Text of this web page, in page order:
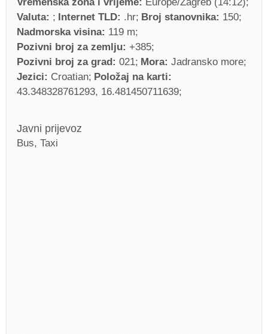
Valuta:
Internet TLD: .hr Broj stanovnika: 150
Nadmorska visina: 119 m
Pozivni broj za zemlju: +385
Pozivni broj za grad: 021 Mora: Jadransko more
Jezici: Croatian Položaj na karti:
43.348328761293, 16.481450711639
Javni prijevoz
Bus, Taxi